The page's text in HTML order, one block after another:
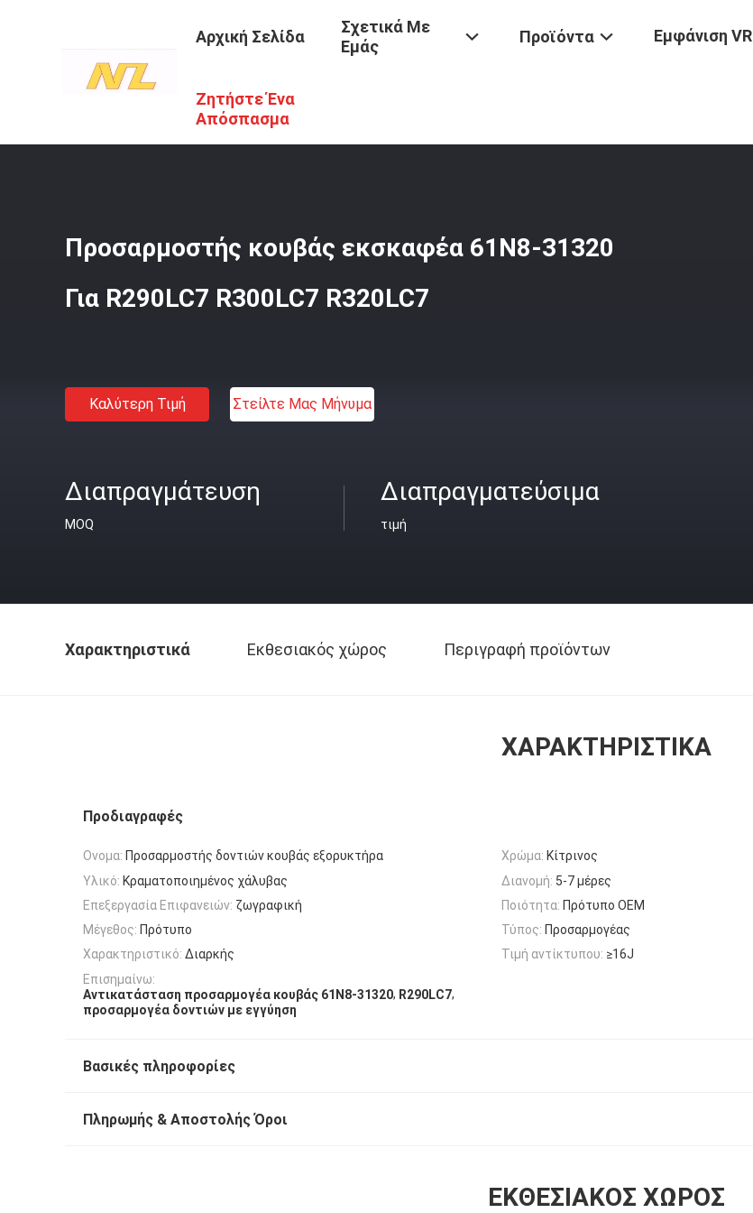
Αρχική Σελίδα
Σχετικά Με
Εμάς
Προϊόντα Εμφάνιση VR
Ζητήστε Ένα
Απόσπασμα
Προϊόντα / Προσαρμοστής Δοντιών Κουβάς Εξορυκτήρα
Προσαρμοστής κουβάς εκσκαφέα 61N8-31320
Για R290LC7 R300LC7 R320LC7
Καλύτερη Τιμή Στείλτε Μας Μήνυμα
Διαπραγμάτευση
MOQ
Διαπραγματεύσιμα
τιμή
Χαρακτηριστικά Εκθεσιακός χώρος Περιγραφή προϊόντων
ΧΑΡΑΚΤΗΡΙΣΤΙΚΆ
Προδιαγραφές
Ονομα: Προσαρμοστής δοντιών κουβάς εξορυκτήρα Χρώμα: Κίτρινος
Υλικό: Κραματοποιημένος χάλυβας Διανομή: 5-7 μέρες
Επεξεργασία Επιφανειών: ζωγραφική Ποιότητα: Πρότυπο OEM
Μέγεθος: Πρότυπο Τύπος: Προσαρμογέας
Χαρακτηριστικό: Διαρκής Τιμή αντίκτυπου: ≥16J
Επισημαίνω:
Αντικατάσταση προσαρμογέα κουβάς 61N8-31320, R290LC7,
προσαρμογέα δοντιών με εγγύηση
Βασικές πληροφορίες
Πληρωμής & Αποστολής Όροι
ΕΚΘΕΣΙΑΚΌΣ ΧΏΡΟΣ